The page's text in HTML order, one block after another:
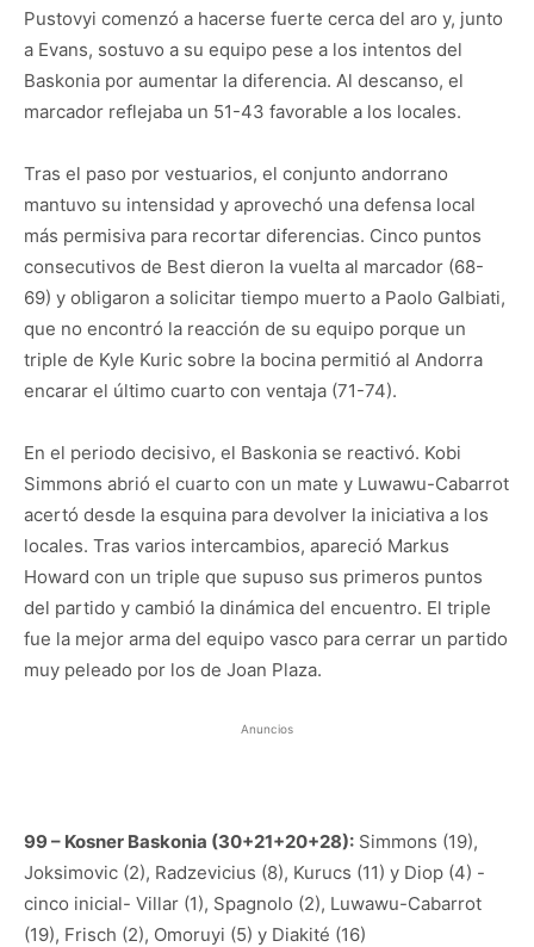
Pustovyi comenzó a hacerse fuerte cerca del aro y, junto
a Evans, sostuvo a su equipo pese a los intentos del
Baskonia por aumentar la diferencia. Al descanso, el
marcador reflejaba un 51-43 favorable a los locales.
Tras el paso por vestuarios, el conjunto andorrano
mantuvo su intensidad y aprovechó una defensa local
más permisiva para recortar diferencias. Cinco puntos
consecutivos de Best dieron la vuelta al marcador (68-
69) y obligaron a solicitar tiempo muerto a Paolo Galbiati,
que no encontró la reacción de su equipo porque un
triple de Kyle Kuric sobre la bocina permitió al Andorra
encarar el último cuarto con ventaja (71-74).
En el periodo decisivo, el Baskonia se reactivó. Kobi
Simmons abrió el cuarto con un mate y Luwawu-Cabarrot
acertó desde la esquina para devolver la iniciativa a los
locales. Tras varios intercambios, apareció Markus
Howard con un triple que supuso sus primeros puntos
del partido y cambió la dinámica del encuentro. El triple
fue la mejor arma del equipo vasco para cerrar un partido
muy peleado por los de Joan Plaza.
Anuncios
99 – Kosner Baskonia (30+21+20+28): Simmons (19),
Joksimovic (2), Radzevicius (8), Kurucs (11) y Diop (4) -
cinco inicial- Villar (1), Spagnolo (2), Luwawu-Cabarrot
(19), Frisch (2), Omoruyi (5) y Diakité (16)